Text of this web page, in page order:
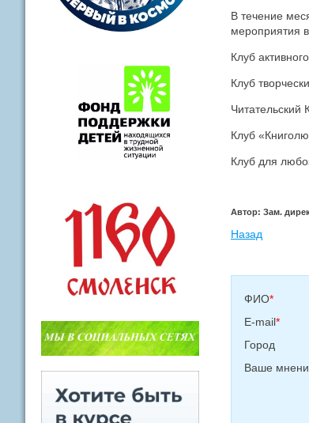
В течение
мероприятия
Клуб
Клуб
Клуб
Клуб для
Автор: Зам.
Назад
ФИО*
E-mail*
Город
Ваше